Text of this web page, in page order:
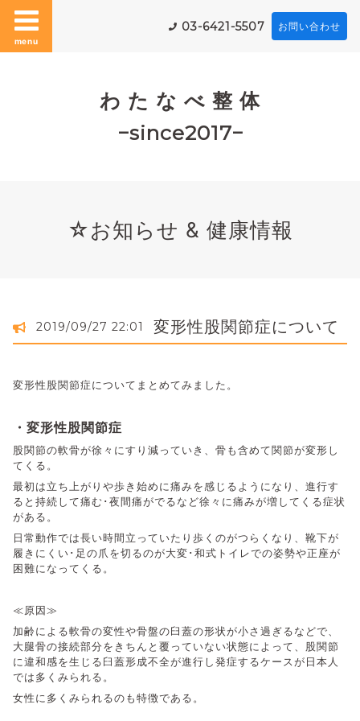
menu
03-6421-5507 お問い合わせ
わ た な べ 整 体
−since2017−
☆お知らせ & 健康情報
2019/09/27 22:01 変形性股関節症について
変形性股関節症についてまとめてみました。
・変形性股関節症
股関節の軟骨が徐々にすり減っていき、骨も含めて関節が変形し
てくる。
最初は立ち上がりや歩き始めに痛みを感じるようになり、進行す
ると持続して痛む･夜間痛がでるなど徐々に痛みが増してくる症状
がある。
日常動作では長い時間立っていたり歩くのがつらくなり、靴下が
履きにくい･足の爪を切るのが大変･和式トイレでの姿勢や正座が
困難になってくる。
≪原因≫
加齢による軟骨の変性や骨盤の臼蓋の形状が小さ過ぎるなどで、
大腿骨の接続部分をきちんと覆っていない状態によって、股関節
に違和感を生じる臼蓋形成不全が進行し発症するケースが日本人
では多くみられる。
女性に多くみられるのも特徴である。